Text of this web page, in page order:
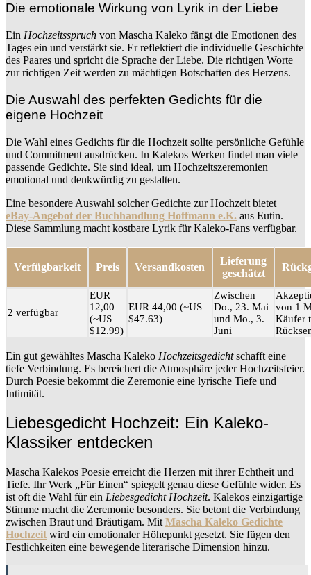
Die emotionale Wirkung von Lyrik in der Liebe
Ein Hochzeitsspruch von Mascha Kaleko fängt die Emotionen des
Tages ein und verstärkt sie. Er reflektiert die individuelle Geschichte
des Paares und spricht die Sprache der Liebe. Die richtigen Worte
zur richtigen Zeit werden zu mächtigen Botschaften des Herzens.
Die Auswahl des perfekten Gedichts für die
eigene Hochzeit
Die Wahl eines Gedichts für die Hochzeit sollte persönliche Gefühle
und Commitment ausdrücken. In Kalekos Werken findet man viele
passende Gedichte. Sie sind ideal, um Hochzeitszeremonien
emotional und denkwürdig zu gestalten.
Eine besondere Auswahl solcher Gedichte zur Hochzeit bietet
eBay-Angebot der Buchhandlung Hoffmann e.K. aus Eutin.
Diese Sammlung macht kostbare Lyrik für Kaleko-Fans verfügbar.
Verfügbarkeit Preis Versandkosten
Lieferung
geschätzt
2 verfügbar
EUR
12,00
(~US
$12.99)
EUR 44,00 (~US
$47.63)
Zwischen
Do., 23. Mai
und Mo., 3.
Juni
von 1
Käufer
Ein gut gewähltes Mascha Kaleko Hochzeitsgedichtschafft eine
tiefe Verbindung. Es bereichert die Atmosphäre jeder Hochzeitsfeier.
Durch Poesie bekommt die Zeremonie eine lyrische Tiefe und
Intimität.
Liebesgedicht Hochzeit: Ein Kaleko-
Klassiker entdecken
Mascha Kalekos Poesie erreicht die Herzen mit ihrer Echtheit und
Tiefe. Ihr Werk „Für Einen“ spiegelt genau diese Gefühle wider. Es
ist oft die Wahl für ein Liebesgedicht Hochzeit. Kalekos einzigartige
Stimme macht die Zeremonie besonders. Sie betont die Verbindung
zwischen Braut und Bräutigam. Mit Mascha Kaleko Gedichte
Hochzeit wird ein emotionaler Höhepunkt gesetzt. Sie fügen den
Festlichkeiten eine bewegende literarische Dimension hinzu.